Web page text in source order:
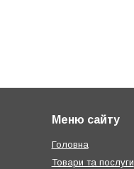
Меню сайту
Головна
Товари та послуги